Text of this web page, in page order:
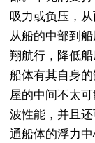
吸力或负压，
从船的中部到
翔航行，降低
船体有其自身
屋的中间不太
波性能，并且
通船体的浮力